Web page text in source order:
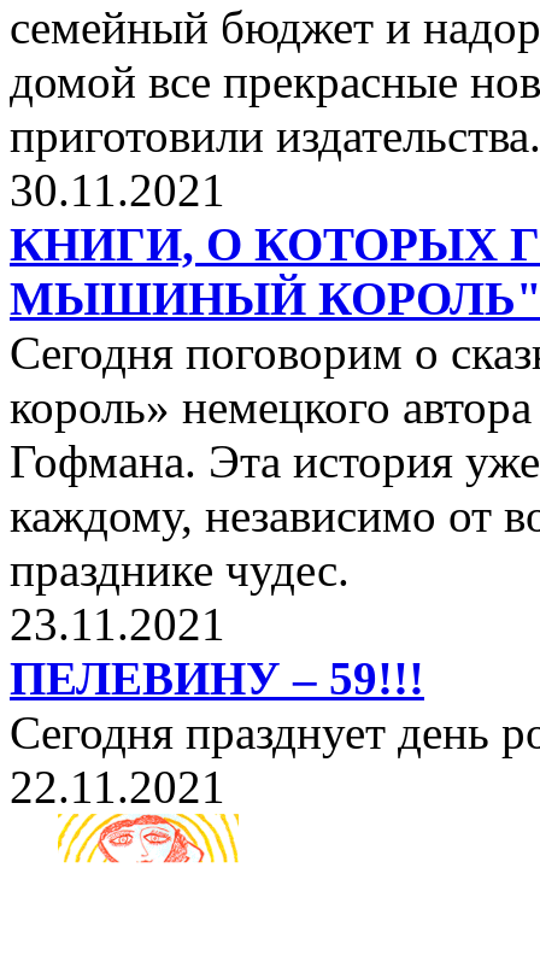
семейный бюджет и
домой все прекрасные
приготовили издательства.
30.11.2021
КНИГИ, О КОТОРЫХ
МЫШИНЫЙ
Сегодня поговорим о
король» немецкого
Гофмана. Эта история
каждому, независимо от
празднике чудес.
23.11.2021
ПЕЛЕВИНУ – 59!!!
Сегодня празднует день
22.11.2021